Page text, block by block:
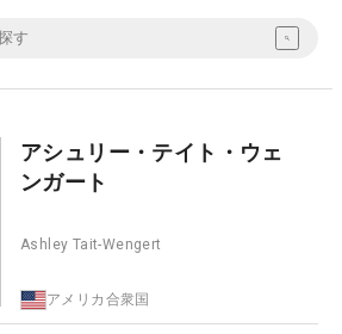
アシュリー・テイト・ウェ
ンガート
Ashley Tait-Wengert
アメリカ合衆国